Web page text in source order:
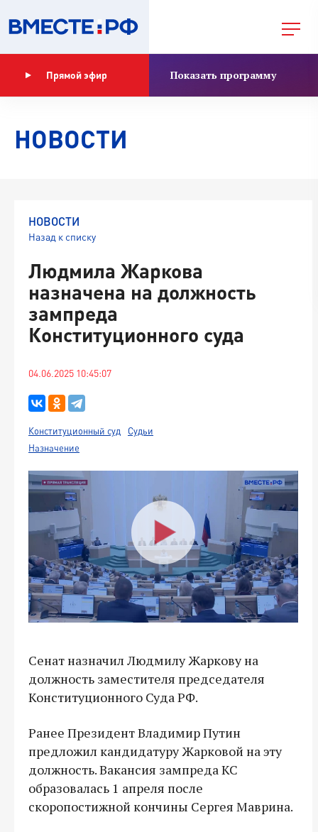
Прямой эфир Показать программу
НОВОСТИ
НОВОСТИ
Назад к списку
Людмила Жаркова
назначена на должность
зампреда
Конституционного суда
04.06.2025 10:45:07
Конституционный суд
Судьи
Назначение
Сенат назначил Людмилу Жаркову на
должность заместителя председателя
Конституционного Суда РФ.
Ранее Президент Владимир Путин
предложил кандидатуру Жарковой на эту
должность. Вакансия зампреда КС
образовалась 1 апреля после
скоропостижной кончины Сергея Маврина.